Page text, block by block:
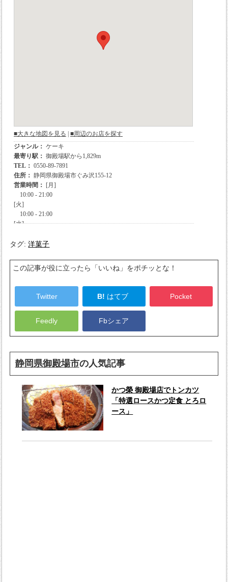
タグ:洋菓子
この記事が役に立ったら「いいね」をポチッとな！
Twitter B! はてブ Pocket
Feedly Fbシェア
静岡県御殿場市の人気記事
かつ榮 御殿場店でトンカツ
「特選ロースかつ定食 とろロ
ース」